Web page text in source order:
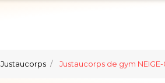
Justaucorps Justaucorps de gym